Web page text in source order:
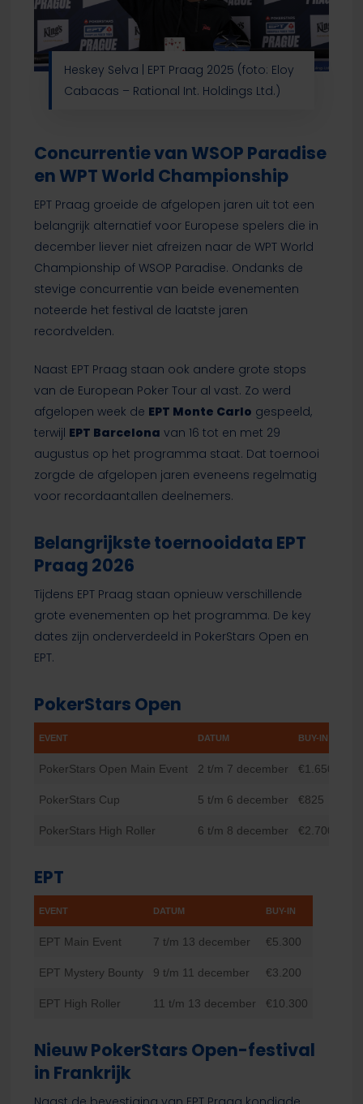
Heskey Selva | EPT Praag 2025 (foto: Eloy
Cabacas – Rational Int. Holdings Ltd.)
Concurrentie van WSOP Paradise
en WPT World Championship
EPT Praag groeide de afgelopen jaren uit tot een
belangrijk alternatief voor Europese spelers die in
december liever niet afreizen naar de WPT World
Championship of WSOP Paradise. Ondanks de
stevige concurrentie van beide evenementen
noteerde het festival de laatste jaren
recordvelden.
Naast EPT Praag staan ook andere grote stops
van de European Poker Tour al vast. Zo werd
afgelopen week de EPT Monte Carlo gespeeld,
terwijl EPT Barcelona van 16 tot en met 29
augustus op het programma staat. Dat toernooi
zorgde de afgelopen jaren eveneens regelmatig
voor recordaantallen deelnemers.
Belangrijkste toernooidata EPT
Praag 2026
Tijdens EPT Praag staan opnieuw verschillende
grote evenementen op het programma. De key
dates zijn onderverdeeld in PokerStars Open en
EPT.
PokerStars Open
EVENT DATUM BUY-IN
PokerStars Open Main Event 2 t/m 7 december €1.650
PokerStars Cup 5 t/m 6 december €825
PokerStars High Roller 6 t/m 8 december €2.700
EPT
EVENT DATUM BUY-IN
EPT Main Event 7 t/m 13 december €5.300
EPT Mystery Bounty 9 t/m 11 december €3.200
EPT High Roller 11 t/m 13 december €10.300
Nieuw PokerStars Open-festival
in Frankrijk